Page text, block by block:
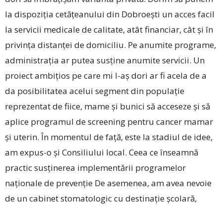
la dispoziția cetățeanului din Dobroești un acces facil
la servicii medicale de calitate, atât financiar, cât și în
privința distanței de domiciliu. Pe anumite programe,
administrația ar putea susține anumite servicii. Un
proiect ambițios pe care mi l-aș dori ar fi acela de a
da posibilitatea acelui segment din populație
reprezentat de fiice, mame și bunici să acceseze și să
aplice programul de screening pentru cancer mamar
și uterin. În momentul de față, este la stadiul de idee,
am expus-o și Consiliului local. Ceea ce înseamnă
practic susținerea implementării programelor
naționale de prevenție De asemenea, am avea nevoie
de un cabinet stomatologic cu destinație școlară,